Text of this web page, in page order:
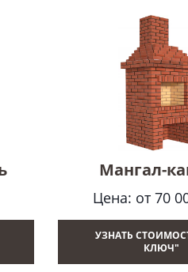
Мангал-
Цена: от 70
УЗНАТЬ
КЛЮЧ"